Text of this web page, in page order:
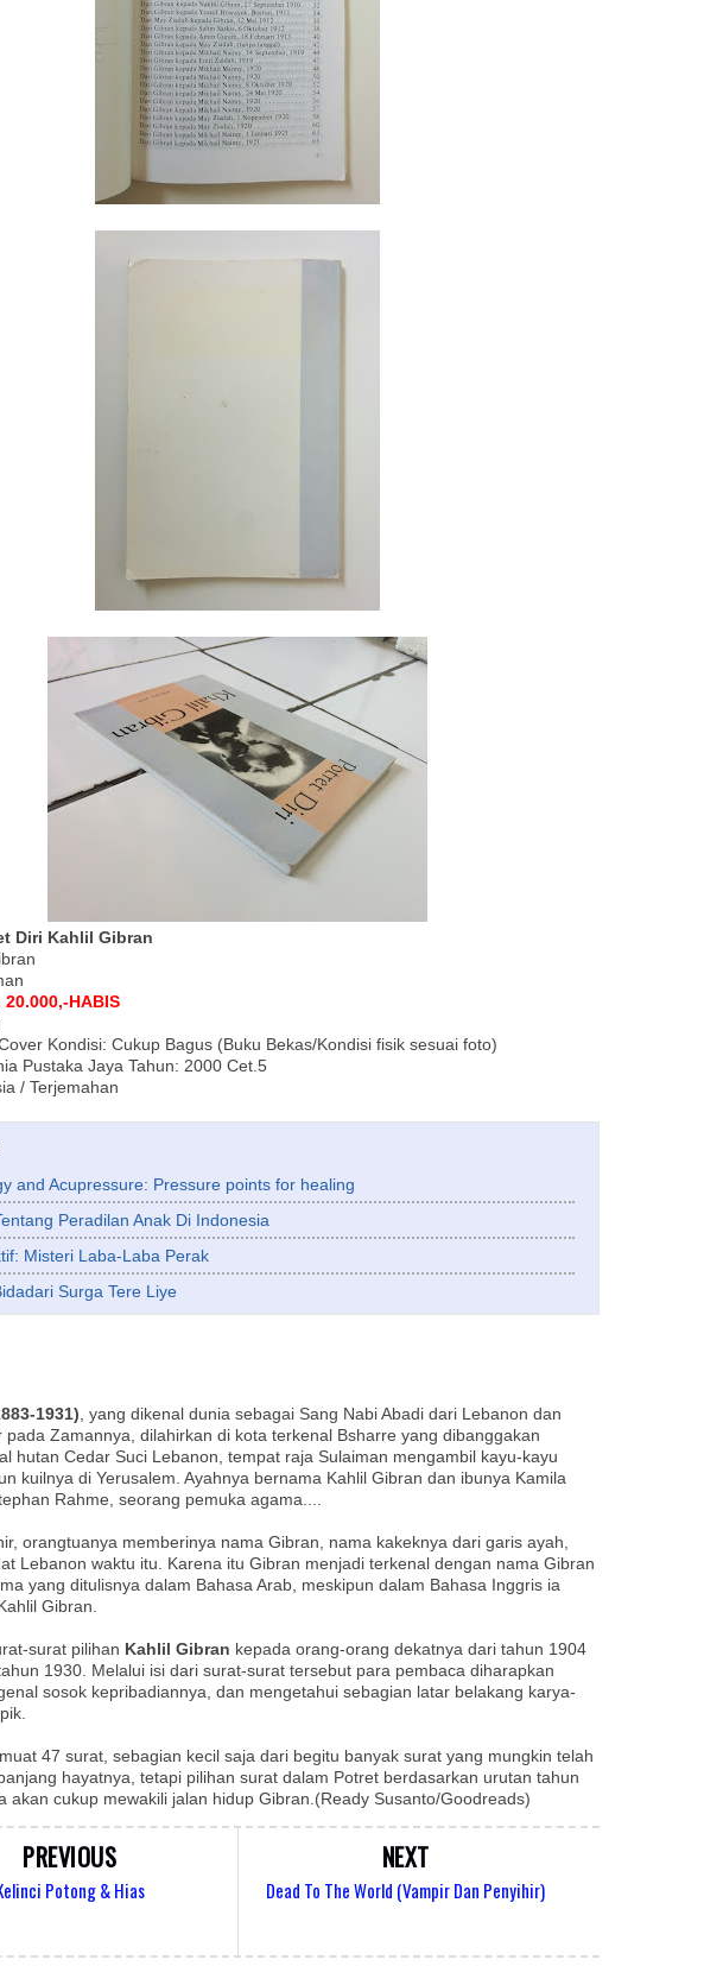
Diri Kahlil Gibran
20.000,-HABIS
Kondisi: Cukup Bagus (Buku Bekas/Kondisi fisik sesuai foto)
Pustaka Jaya Tahun: 2000 Cet.5
/ Terjemahan
and Acupressure: Pressure points for healing
Peradilan Anak Di Indonesia
Misteri Laba-Laba Perak
Surga Tere Liye
1931), yang dikenal dunia sebagai Sang Nabi Abadi dari Lebanon dan
pada Zamannya, dilahirkan di kota terkenal Bsharre yang dibanggakan
hutan Cedar Suci Lebanon, tempat raja Sulaiman mengambil kayu-kayu
kuilnya di Yerusalem. Ayahnya bernama Kahlil Gibran dan ibunya Kamila
Rahme, seorang pemuka agama....
orangtuanya memberinya nama Gibran, nama kakeknya dari garis ayah,
Lebanon waktu itu. Karena itu Gibran menjadi terkenal dengan nama Gibran
yang ditulisnya dalam Bahasa Arab, meskipun dalam Bahasa Inggris ia
Gibran.
surat pilihan Kahlil Gibran kepada orang-orang dekatnya dari tahun 1904
1930. Melalui isi dari surat-surat tersebut para pembaca diharapkan
sosok kepribadiannya, dan mengetahui sebagian latar belakang karya-
47 surat, sebagian kecil saja dari begitu banyak surat yang mungkin telah
hayatnya, tetapi pilihan surat dalam Potret berdasarkan urutan tahun
akan cukup mewakili jalan hidup Gibran.(Ready Susanto/Goodreads)
NEXT
Dead To The World (Vampir Dan Penyihir)
PREVIOUS
Potong & Hias